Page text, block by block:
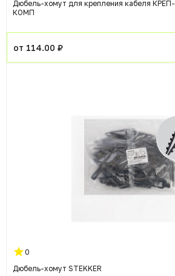
Дюбель-хомут для крепления кабеля КРЕП-
КОМП
от 114.00 ₽
0
Дюбель-хомут STEKKER